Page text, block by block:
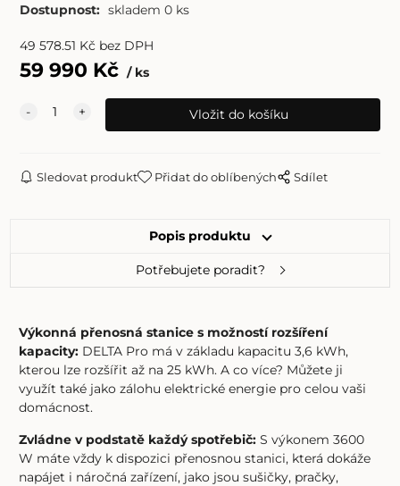
Dostupnost: skladem 0 ks
49 578.51 Kč bez DPH
59 990 Kč ks
Sledovat produkt Přidat do oblíbených Sdílet
Popis produktu
Potřebujete poradit?
Výkonná přenosná stanice s možností rozšíření
kapacity: DELTA Pro má v základu kapacitu 3,6 kWh,
kterou lze rozšířit až na 25 kWh. A co více? Můžete ji
využít také jako zálohu elektrické energie pro celou vaši
domácnost.
Zvládne v podstatě každý spotřebič: S výkonem 3600
W máte vždy k dispozici přenosnou stanici, která dokáže
napájet i náročná zařízení, jako jsou sušičky, pračky,